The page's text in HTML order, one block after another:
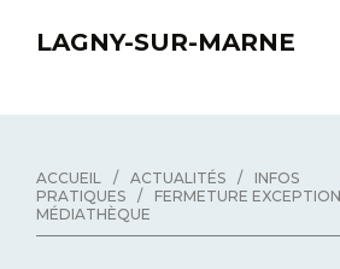
LAGNY-SUR-MARNE
ACCUEIL / ACTUALITÉS /
INFOS
PRATIQUES
/
FERMETURE
MÉDIATHÈQUE